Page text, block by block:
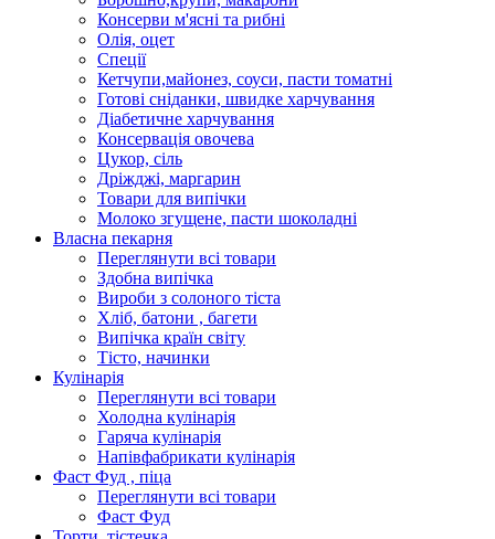
Консерви м'ясні та рибні
Олія, оцет
Спеції
Кетчупи,майонез, соуси, пасти томатні
Готові сніданки, швидке харчування
Діабетичне харчування
Консервація овочева
Цукор, сіль
Дріжджі, маргарин
Товари для випічки
Молоко згущене, пасти шоколадні
Власна пекарня
Переглянути всі товари
Здобна випічка
Вироби з солоного тіста
Хліб, батони , багети
Випічка країн світу
Тісто, начинки
Кулінарія
Переглянути всі товари
Холодна кулінарія
Гаряча кулінарія
Напівфабрикати кулінарія
Фаст Фуд , піца
Переглянути всі товари
Фаст Фуд